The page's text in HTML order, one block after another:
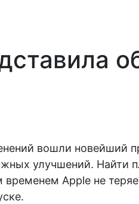
вошли новейший
улучшений.
временем Apple не